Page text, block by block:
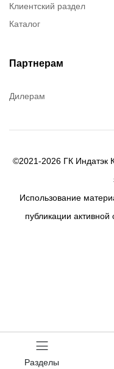
Разделы
Клиентский раздел
Каталог
Партнерам
Дилерам
©2021-2026 ГК Индатэк
Использование
публикации